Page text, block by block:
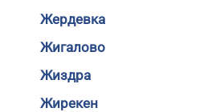
Жердевка
Жигалово
Жиздра
Жирекен